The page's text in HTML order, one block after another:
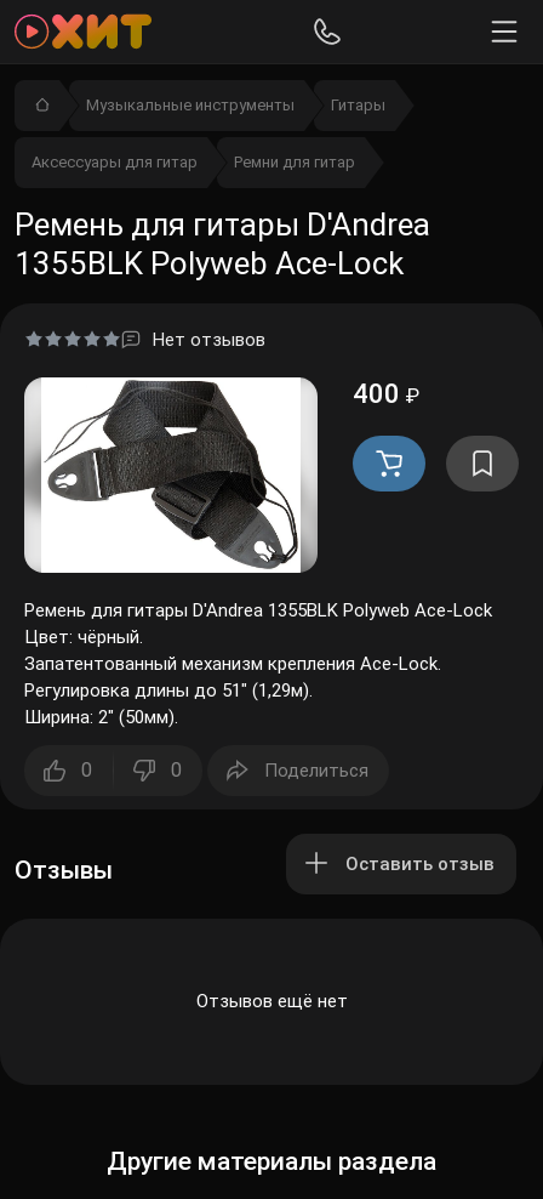
Музыкальные инструменты Гитары
Аксессуары для гитар Ремни для гитар
Ремень для гитары D'Andrea
1355BLK Polyweb Ace-Lock
Нет отзывов
400 ₽
Ремень для гитары D'Andrea 1355BLK Polyweb Ace-Lock
Цвет: чёрный.
Запатентованный механизм крепления Ace-Lock.
Регулировка длины до 51" (1,29м).
Ширина: 2" (50мм).
0 0 Поделиться
Отзывы Оставить отзыв
Отзывов ещё нет
Другие материалы раздела